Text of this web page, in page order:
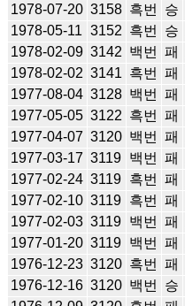
1978-07-20 3158 흑번 승
1978-05-11 3152 흑번 승
1978-02-09 3142 백번 패
1978-02-02 3141 흑번 패
1977-08-04 3128 백번 패
1977-05-05 3122 흑번 패
1977-04-07 3120 백번 패
1977-03-17 3119 백번 패
1977-02-24 3119 흑번 패
1977-02-10 3119 흑번 패
1977-02-03 3119 백번 패
1977-01-20 3119 백번 패
1976-12-23 3120 흑번 패
1976-12-16 3120 백번 승